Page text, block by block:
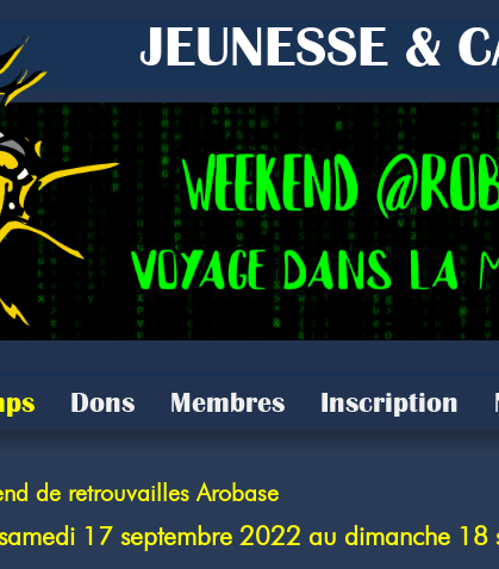
JEUNESSE &
Dons Membres Inscription
de retrouvailles Arobase
17 septembre 2022 au dimanche 18